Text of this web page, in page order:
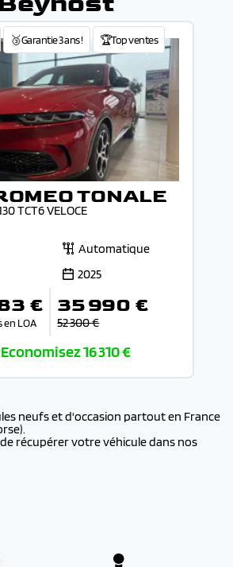
🥉Garantie 3 ans ! 🏆Top ventes
TONALE
TCT6 VELOCE
Automatique
2025
€
en LOA
35 990 €
52 300 €
Economisez16 310 €
neufs et d'occasion partout en France
récupérer votre véhicule dans nos